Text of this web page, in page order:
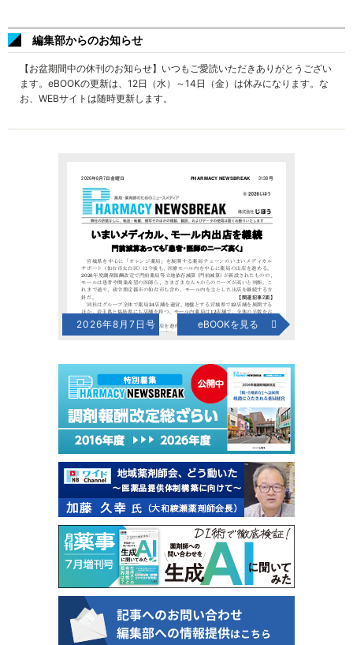
編集部からのお知らせ
【お盆期間中の休刊のお知らせ】いつもご愛読いただきありがとうござい
ます。eBOOKの更新は、12日（水）～14日（金）は休みになります。な
お、WEBサイトは随時更新します。
2026年8月7日号 eBOOKを見る